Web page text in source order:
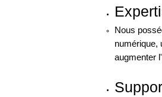
Nous
numérique,
augmenter